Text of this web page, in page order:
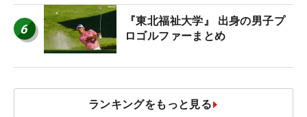
6
『東北福祉大学』 出身の男子プ
ロゴルファーまとめ
ランキングをもっと見る